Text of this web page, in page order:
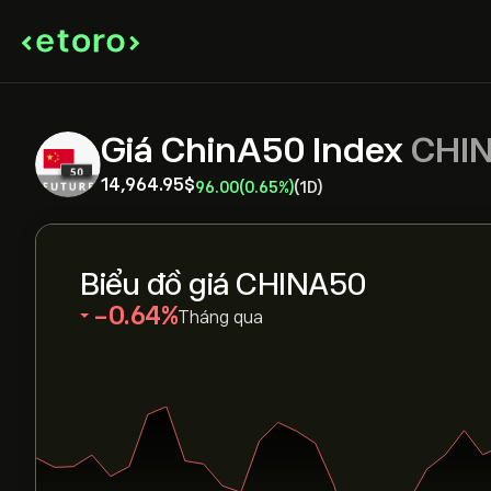
Giá ChinA50 Index
14,964.95‎$‎96.00(0.65%)(1D)
Biểu đồ giá CHINA50
‎-0.64‎ Tháng qua